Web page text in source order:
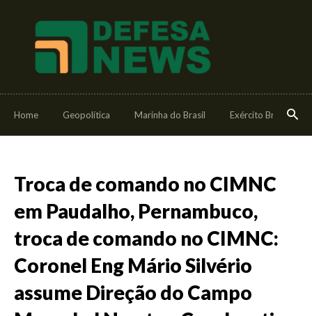
Home Geopolítica Marinha do Brasil Exército Brasileiro
Troca de comando no CIMNC
em Paudalho, Pernambuco,
troca de comando no CIMNC:
Coronel Eng Mário Silvério
assume Direção do Campo